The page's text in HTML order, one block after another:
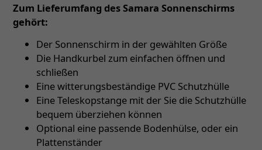
Zum Lieferumfang des Samara Sonnenschirms
gehört:
Der Sonnenschirm in der gewählten Größe
Die Handkurbel zum einfachen öffnen und
schließen
Eine witterungsbeständige PVC Schutzhülle
Eine Teleskopstange mit der Sie die Schutzhülle
bequem überziehen können
Optional eine passende Bodenhülse, oder ein
Plattenständer